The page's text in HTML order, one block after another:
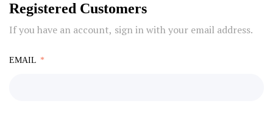
Registered Customers
If you have an account, sign in with your email address.
EMAIL